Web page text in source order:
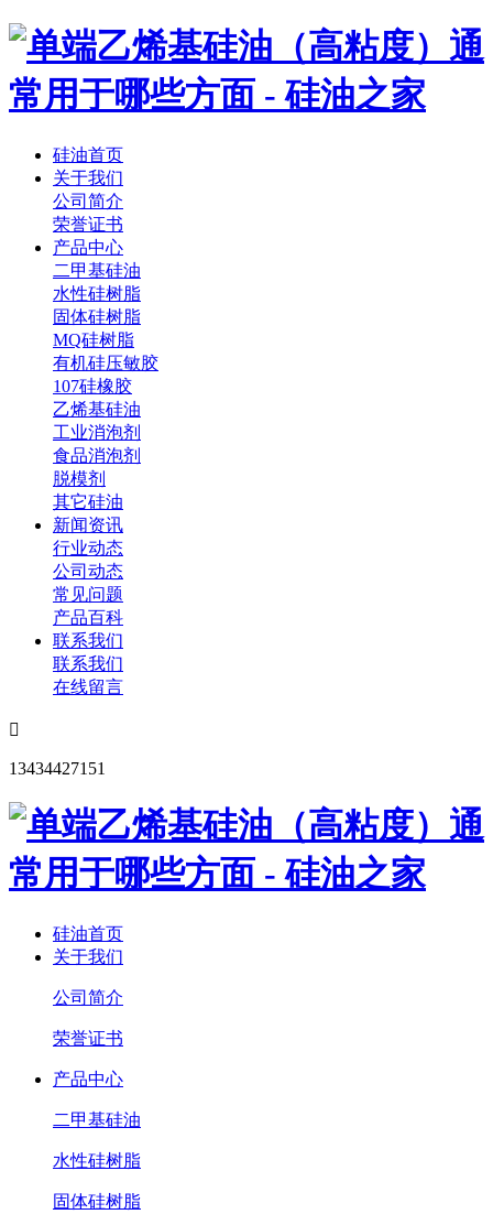
硅油首页
关于我们
公司简介
荣誉证书
产品中心
二甲基硅油
水性硅树脂
固体硅树脂
MQ硅树脂
有机硅压敏胶
107硅橡胶
乙烯基硅油
工业消泡剂
食品消泡剂
脱模剂
其它硅油
新闻资讯
行业动态
公司动态
常见问题
产品百科
联系我们
联系我们
在线留言

13434427151
硅油首页
关于我们
公司简介
荣誉证书
产品中心
二甲基硅油
水性硅树脂
固体硅树脂